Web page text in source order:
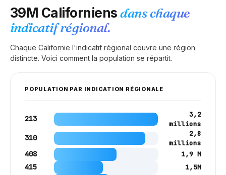
39M Californiensdans chaque
indicatif régional.
Chaque Californie l'indicatif régional couvre une région
distincte. Voici comment la population se répartit.
POPULATION PAR INDICATION RÉGIONALE
213
3,2
millions
310
2,8
millions
408 1,9 M
415 1,5M